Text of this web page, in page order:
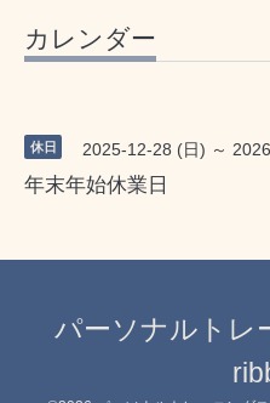
カレンダー
休日 2025-12-28 (日) ～
年末年始休業日
パーソナルトレ